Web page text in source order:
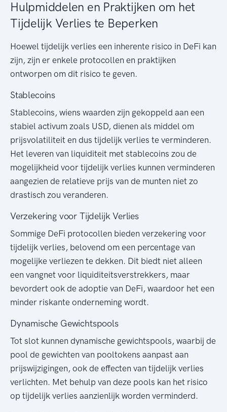
Hulpmiddelen en Praktijken om het
Tijdelijk Verlies te Beperken
Hoewel tijdelijk verlies een inherente risico in DeFi kan
zijn, zijn er enkele protocollen en praktijken
ontworpen om dit risico te geven.
Stablecoins
Stablecoins, wiens waarden zijn gekoppeld aan een
stabiel activum zoals USD, dienen als middel om
prijsvolatiliteit en dus tijdelijk verlies te verminderen.
Het leveren van liquiditeit met stablecoins zou de
mogelijkheid voor tijdelijk verlies kunnen verminderen
aangezien de relatieve prijs van de munten niet zo
drastisch zou veranderen.
Verzekering voor Tijdelijk Verlies
Sommige DeFi protocollen bieden verzekering voor
tijdelijk verlies, belovend om een percentage van
mogelijke verliezen te dekken. Dit biedt niet alleen
een vangnet voor liquiditeitsverstrekkers, maar
bevordert ook de adoptie van DeFi, waardoor het een
minder riskante onderneming wordt.
Dynamische Gewichtspools
Tot slot kunnen dynamische gewichtspools, waarbij de
pool de gewichten van pooltokens aanpast aan
prijswijzigingen, ook de effecten van tijdelijk verlies
verlichten. Met behulp van deze pools kan het risico
op tijdelijk verlies aanzienlijk worden verminderd.